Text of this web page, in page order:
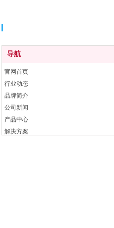
导航
官网首页
行业动态
品牌简介
公司新闻
产品中心
解决方案